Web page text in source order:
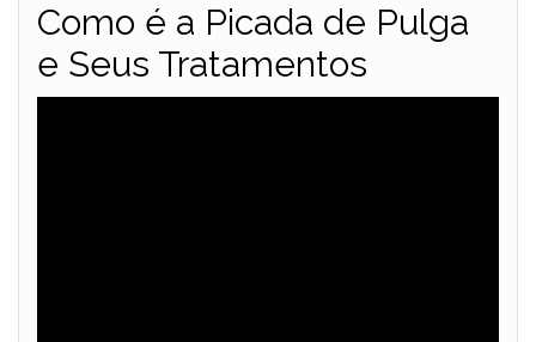
Como é a Picada de Pulga
e Seus Tratamentos